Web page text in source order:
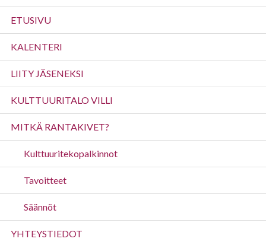
Ensisijainen
valikko
ETUSIVU
KALENTERI
LIITY JÄSENEKSI
KULTTUURITALO VILLI
MITKÄ RANTAKIVET?
Kulttuuritekopalkinnot
Tavoitteet
Säännöt
YHTEYSTIEDOT